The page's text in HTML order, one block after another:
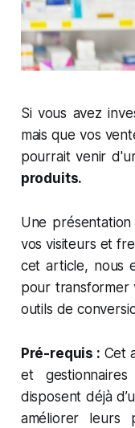
Si vous avez
mais que vos
pourrait venir
produits.
Une
vos visiteurs et
cet article, nous
pour transformer
outils de
Pré-requis : Cet
et
disposent déjà
améliorer leurs